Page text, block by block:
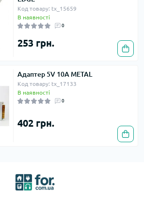
Код товару: tx_15659
В наявності
0
253 грн.
Адаптер 5V 10A METAL
Код товару: tx_17133
В наявності
0
402 грн.